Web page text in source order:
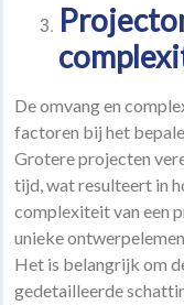
De omvang en
factoren bij het
Grotere projecten
tijd, wat resulteert in
complexiteit van een
unieke
Het is belangrijk om
gedetailleerde